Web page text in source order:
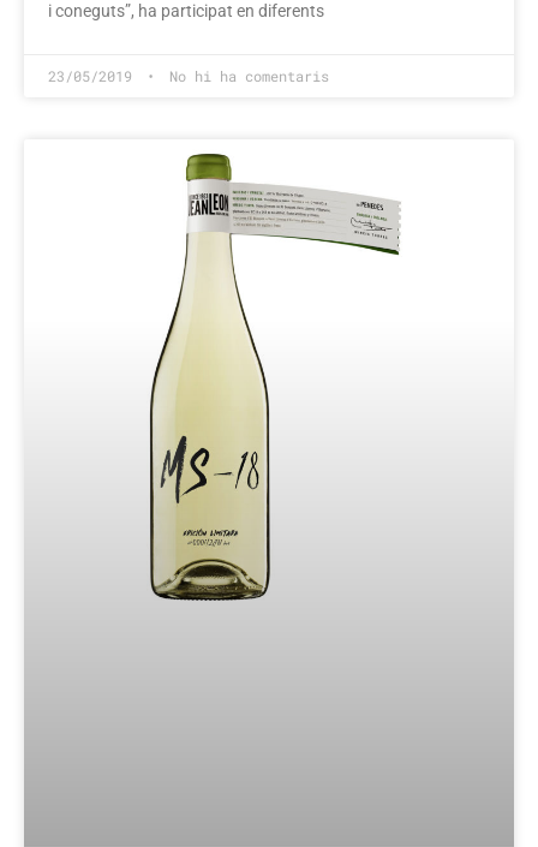
i coneguts”, ha participat en diferents
23/05/2019 No hi ha comentaris